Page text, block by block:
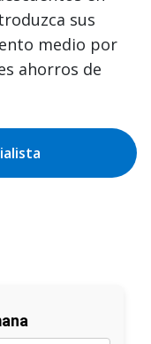
sus
medio por
ahorros de